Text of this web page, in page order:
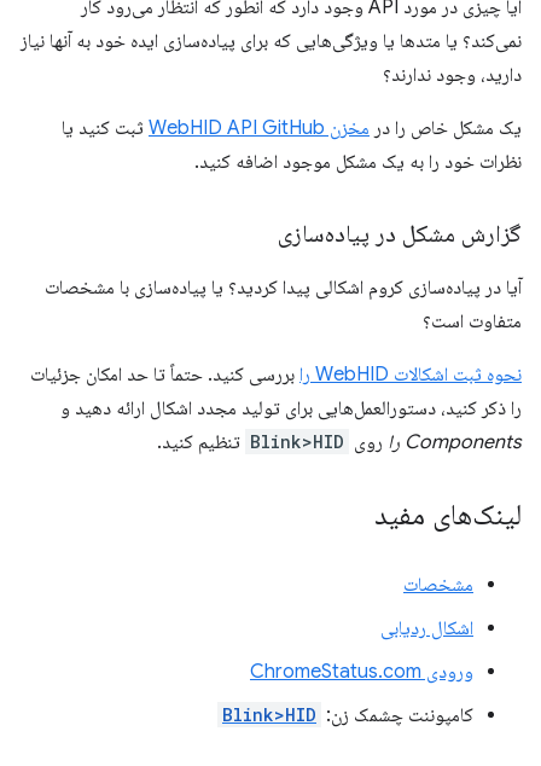
آیا چیزی در مورد API وجود دارد که آنطور که انتظار می‌رود کار
نمی‌کند؟ یا متدها یا ویژگی‌هایی که برای پیاده‌سازی ایده خود به آنها نیاز
دارید، وجود ندارند؟
یک مشکل خاص را در مخزن WebHID API GitHub
ثبت کنید یا
نظرات خود را به یک مشکل موجود اضافه کنید.
گزارش مشکل در پیاده‌سازی
آیا در پیاده‌سازی کروم اشکالی پیدا کردید؟ یا پیاده‌سازی با مشخصات
متفاوت است؟
نحوه ثبت اشکالات WebHID را
بررسی کنید. حتماً تا حد امکان جزئیات
را ذکر کنید، دستورالعمل‌هایی برای تولید مجدد اشکال ارائه دهید و
Components را
روی Blink>HID تنظیم کنید.
لینک‌های مفید
مشخصات
اشکال ردیابی
ورودی ChromeStatus.com
کامپوننت چشمک زن: Blink>HID